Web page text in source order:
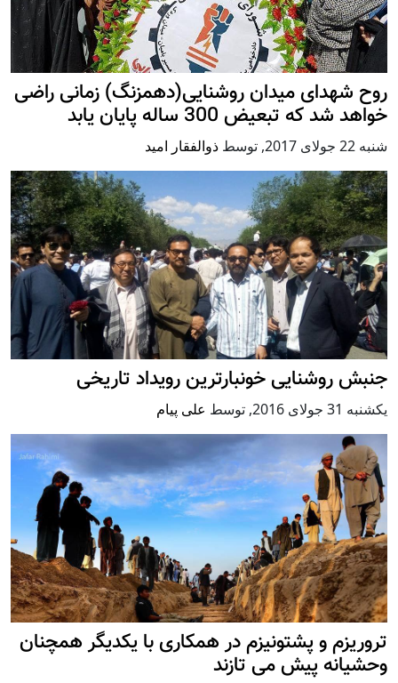
روح شهدای میدان روشنایی(دهمزنگ) زمانی راضی
خواهد شد که تبعيض 300 ساله پایان یابد
شنبه 22 جولای 2017 , توسط ذوالفقار امید
جنبش روشنایی خونبارترین رویداد تاریخی
يكشنبه 31 جولای 2016 , توسط علی پیام
تروریزم و پشتونیزم در همکاری با یکدیگر همچنان
وحشیانه پیش می تازند